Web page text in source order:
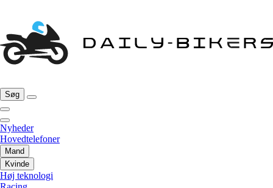
Søg
Nyheder
Hovedtelefoner
Mand
Kvinde
Høj teknologi